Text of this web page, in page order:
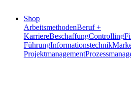
Shop
ArbeitsmethodenBeruf +
KarriereBeschaffungControlling
FührungInformationstechnik
Projektmanagement